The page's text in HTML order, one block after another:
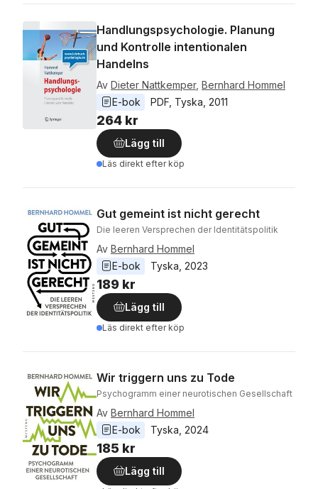
Handlungspsychologie. Planung
und Kontrolle intentionalen
Handelns
Av Dieter Nattkemper, Bernhard Hommel
E-bok
PDF Tyska 2011
264 kr
Lägg till
Läs direkt efter köp
Gut gemeint ist nicht gerecht
Die leeren Versprechen der Identitätspolitik
Av Bernhard Hommel
E-bok
Tyska 2023
189 kr
Lägg till
Läs direkt efter köp
Wir triggern uns zu Tode
Psychogramm einer neurotischen Gesellschaft
Av Bernhard Hommel
E-bok
Tyska 2024
185 kr
Lägg till